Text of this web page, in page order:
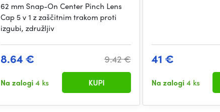
62 mm Snap-On Center Pinch Lens
Cap 5 v 1 z zaščitnim trakom proti
izgubi, združljiv
8.64 € 9.42 €
Na zalogi4 ks KUPI
41 €
Na zalogi 4 ks